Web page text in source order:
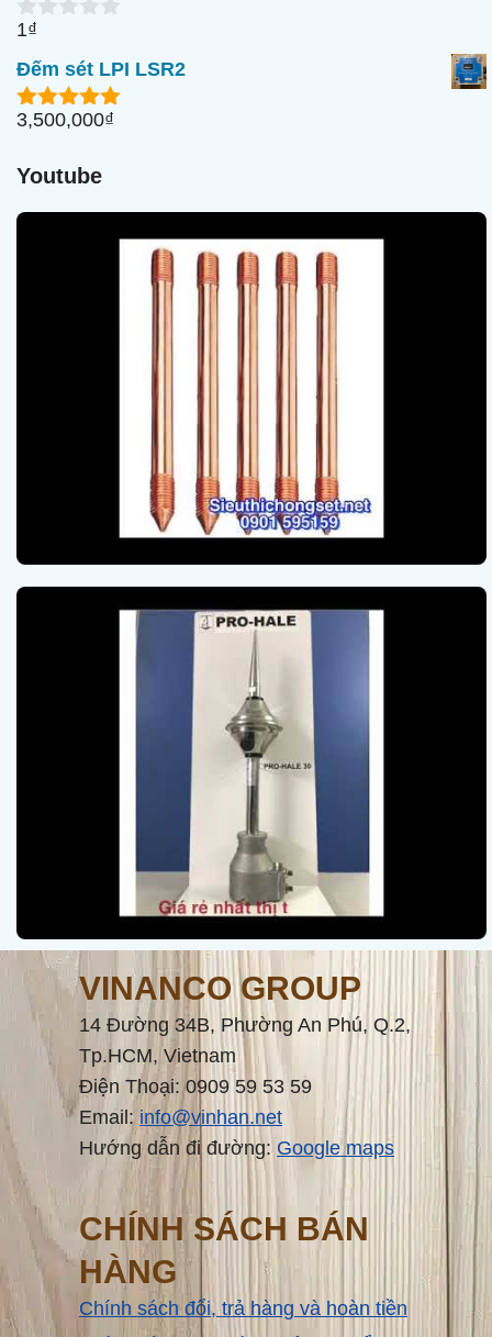
i
5
0
g
o
à
1₫
Đếm sét LPI LSR2
5.00ngoài
3,500,000₫
Youtube
VINANCO GROUP
14 Đường 34B, Phường An Phú, Q.2,
Tp.HCM, Vietnam
Điện Thoại: 0909 59 53 59
Email: info@vinhan.net
Hướng dẫn đi đường: Google maps
CHÍNH SÁCH BÁN
HÀNG
Chính sách đổi, trả hàng và hoàn tiền